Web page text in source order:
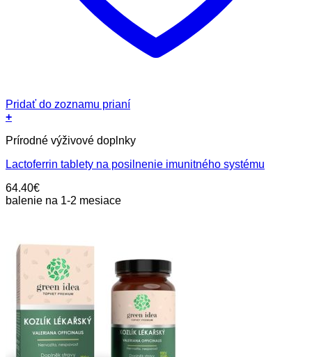
Pridať do zoznamu prianí
+
Prírodné výživové doplnky
Lactoferrin tablety na posilnenie imunitného systému
64.40€
balenie na 1-2 mesiace